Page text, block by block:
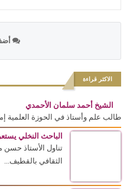
الاكثر قراءة
الشيخ أحمد سلمان الأحمدي
طالب علم وأستاذ في الحوزة العلمية
الباحث النخلي
تناول الأستاذ حسن
الثقافي بالقطيف...